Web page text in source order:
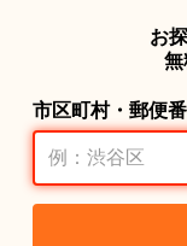
お
無
市区町村・郵便